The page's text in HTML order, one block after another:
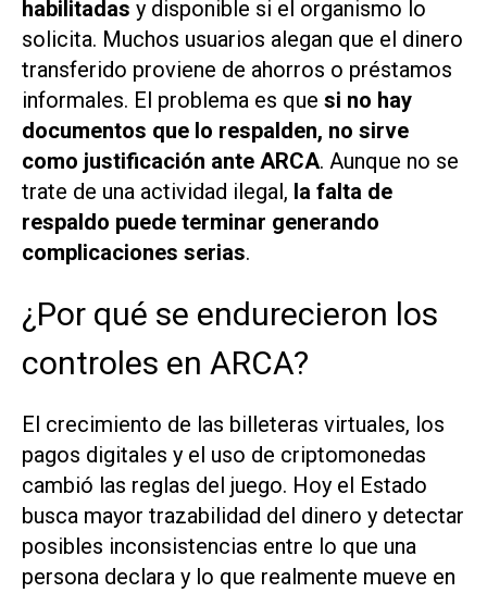
habilitadas y disponible si el organismo lo
solicita. Muchos usuarios alegan que el dinero
transferido proviene de ahorros o préstamos
informales. El problema es que si no hay
documentos que lo respalden, no sirve
como justificación ante ARCA. Aunque no se
trate de una actividad ilegal, la falta de
respaldo puede terminar generando
complicaciones serias.
¿Por qué se endurecieron los
controles en ARCA?
El crecimiento de las billeteras virtuales, los
pagos digitales y el uso de criptomonedas
cambió las reglas del juego. Hoy el Estado
busca mayor trazabilidad del dinero y detectar
posibles inconsistencias entre lo que una
persona declara y lo que realmente mueve en